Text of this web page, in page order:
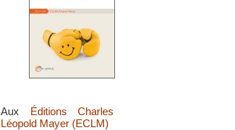
Aux Éditions Charles
Léopold Mayer (ECLM)